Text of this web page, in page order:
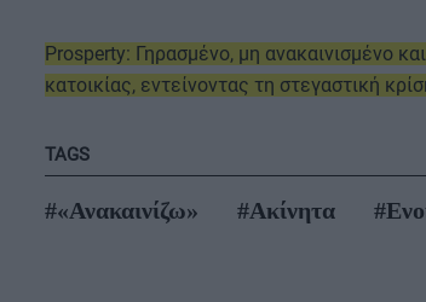
Prosperty: Γηρασμένο, μη ανακαινισμένο
κατοικίας, εντείνοντας τη στεγαστική
TAGS
#«Ανακαινίζω» #Ακίνητα